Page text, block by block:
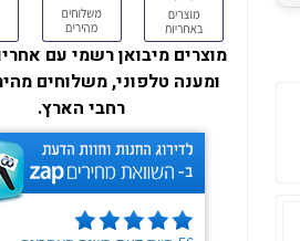
מוצרים מיבואן רשמי עם
ומענה טלפוני, משלוחים
רחבי הארץ.